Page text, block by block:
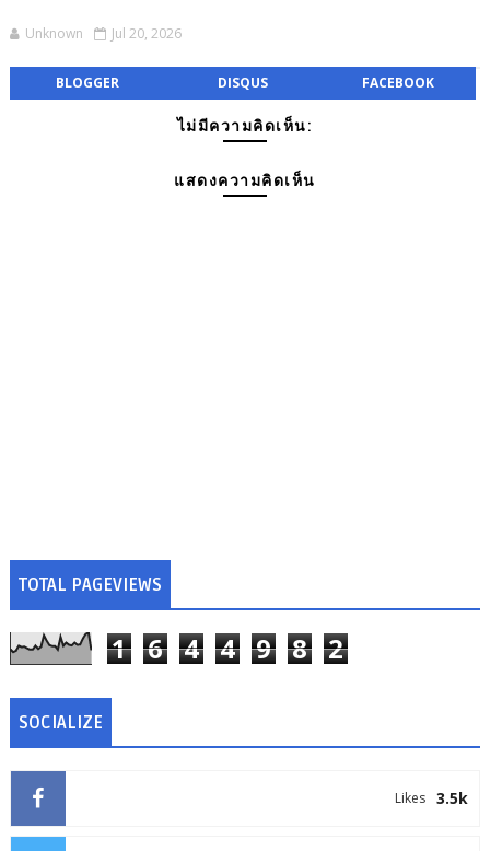
Unknown Jul 20, 2026
BLOGGER DISQUS FACEBOOK
ไม่มีความคิดเห็น:
แสดงความคิดเห็น
TOTAL PAGEVIEWS
1 6 4 4 9 8 2
SOCIALIZE
3.5k
Likes